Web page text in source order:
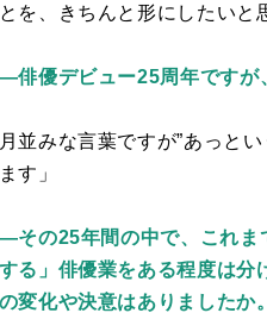
を、きちんと形にしたいと
俳優デビュー25周年ですが
月並みな言葉ですが”あっと
す」
その25年間の中で、これ
る」俳優業をある程度は
変化や決意はありましたか。